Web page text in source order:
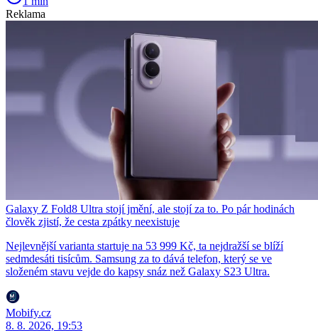
Reklama
Galaxy Z Fold8 Ultra stojí jmění, ale stojí za to. Po pár hodinách
člověk zjistí, že cesta zpátky neexistuje
Nejlevnější varianta startuje na 53 999 Kč, ta nejdražší se blíží
sedmdesáti tisícům. Samsung za to dává telefon, který se ve
složeném stavu vejde do kapsy snáz než Galaxy S23 Ultra.
Mobify.cz
8. 8. 2026, 19:53